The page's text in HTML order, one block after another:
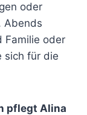
oder
Abends
Familie oder
sich für die
pflegt Alina